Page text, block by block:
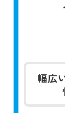
幅広